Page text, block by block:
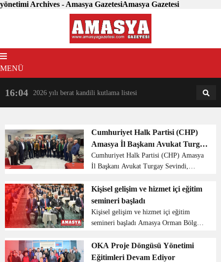
yönetimi Archives - Amasya GazetesiAmasya Gazetesi
MENÜ
16:04 2026 yılı berat kandili kutlama listesi 18:31
Cumhuriyet Halk Partisi (CHP)
Amasya İl Başkanı Avukat Turgay
Sevindi, Genel Başkanları Özgür
Özel’in öncülüğünde başlatılan
il yönetimi ile bir toplantı düzenledi.
Cumhuriyet Halk Partisi (CHP) Amasya
İl Başkanı Avukat Turgay Sevindi,
öncülüğünde başlatılan yerel seçim
seferberliği kapsamında il yönetimi ile
bir toplantı düze...
Kişisel gelişim ve hizmet içi eğitim
semineri başladı
Kişisel gelişim ve hizmet içi eğitim
semineri başladı Amasya Orman Bölge
güçlendirmek adına kurulan protokol
yöntemi, kişisel gelişim ve hizmet içi
OKA Proje Döngüsü Yönetimi
Eğitimleri Devam Ediyor